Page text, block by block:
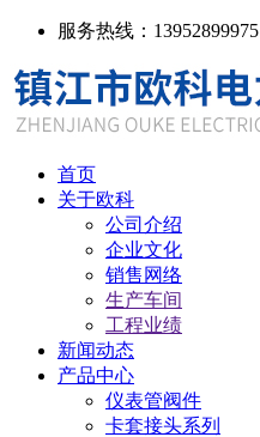
服务热线：13952899975
首页
关于欧科
公司介绍
企业文化
销售网络
生产车间
工程业绩
新闻动态
产品中心
仪表管阀件
卡套接头系列